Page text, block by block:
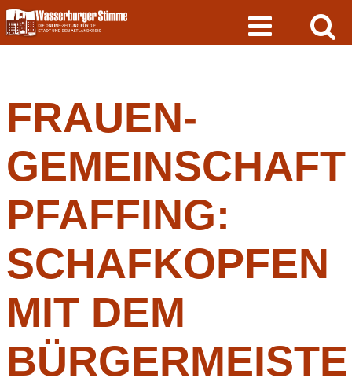
Skip
to
content
FRAUEN-
GEMEINSCHAFT
PFAFFING:
SCHAFKOPFEN
MIT DEM